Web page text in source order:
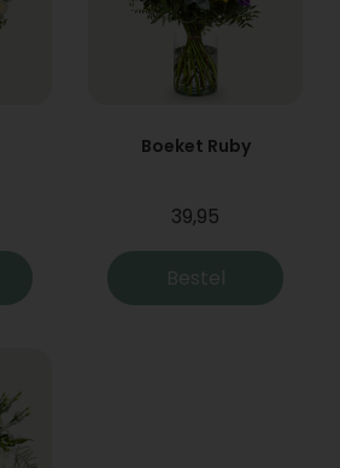
Boeket Ruby
39,95
Bestel